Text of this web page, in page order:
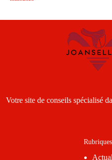
Votre site de conseils spécialisé
Rubriques